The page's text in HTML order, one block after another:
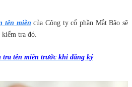
tên miền của Công ty cổ phần Mắt Bão sẽ
kiểm tra đó.
tra tên miền trước khi đăng ký